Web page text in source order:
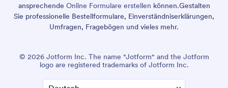
ansprechende Online Formulare erstellen können.Gestalten
Sie professionelle Bestellformulare, Einverständniserklärungen,
Umfragen, Fragebögen und vieles mehr.
© 2026 Jotform Inc. The name "Jotform" and the Jotform
logo are registered trademarks of Jotform Inc.